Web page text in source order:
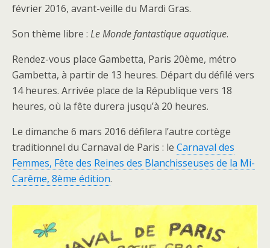
février 2016, avant-veille du Mardi Gras.
Son thème libre : Le Monde fantastique aquatique.
Rendez-vous place Gambetta, Paris 20ème, métro
Gambetta, à partir de 13 heures. Départ du défilé vers
14 heures. Arrivée place de la République vers 18
heures, où la fête durera jusqu’à 20 heures.
Le dimanche 6 mars 2016 défilera l’autre cortège
traditionnel du Carnaval de Paris : le Carnaval des
Femmes, Fête des Reines des Blanchisseuses de la Mi-
Carême, 8ème édition.